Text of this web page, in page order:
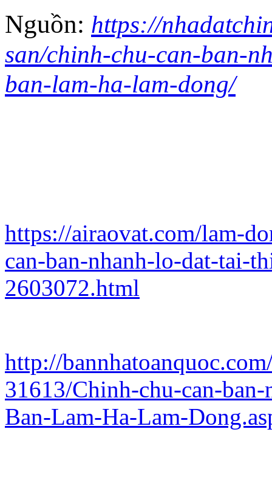
Nguồn: https://
san/chinh-chu-can-ban-
ban-lam-ha-lam-dong/
https://airaovat.com/lam-
can-ban-nhanh-lo-dat-tai-
2603072.html
http://
31613/Chinh-chu-can-
Ban-Lam-Ha-Lam-